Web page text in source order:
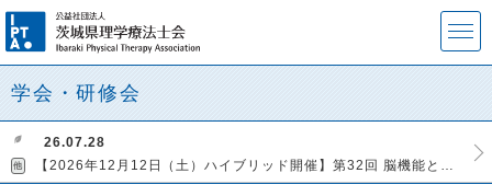
学会・研修会
26.07.28
他 【2026年12⽉12⽇（⼟）ハイブリッド開催】第32回 脳機能とリハビリテーション研究会 学術集会